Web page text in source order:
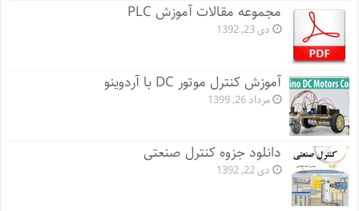
مجموعه مقالات آموزش PLC
دی 23, 1392
آموزش کنترل موتور DC با آردوینو
مرداد 26, 1399
دانلود جزوه کنترل صنعتی
دی 22, 1392